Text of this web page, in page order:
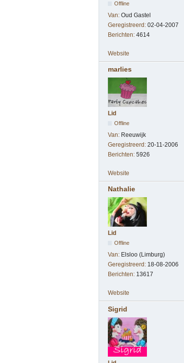
Offline
Van: Oud Gastel
Geregistreerd: 02-04-2007
Berichten: 4614
Website
marlies
Lid
Offline
Van: Reeuwijk
Geregistreerd: 20-11-2006
Berichten: 5926
Website
Nathalie
Lid
Offline
Van: Elsloo (Limburg)
Geregistreerd: 18-08-2006
Berichten: 13617
Website
Sigrid